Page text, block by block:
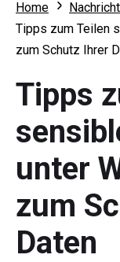
Home
Tipps zum Teilen
zum Schutz Ihrer
Tipps
unter
zum
Daten